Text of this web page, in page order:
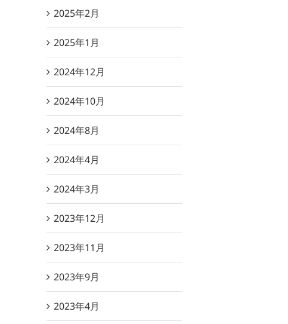
2025年2月
2025年1月
2024年12月
2024年10月
2024年8月
2024年4月
2024年3月
2023年12月
2023年11月
2023年9月
2023年4月